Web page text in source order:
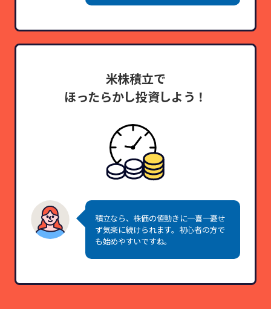
米株積立で
ほったらかし投資しよう！
積立なら、株価の値動きに一喜一憂せ
ず気楽に続けられます。初心者の方で
も始めやすいですね。